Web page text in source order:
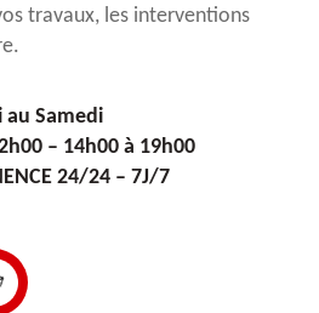
travaux, les interventions
au Samedi
– 14h00 à 19h00
24/24 – 7J/7